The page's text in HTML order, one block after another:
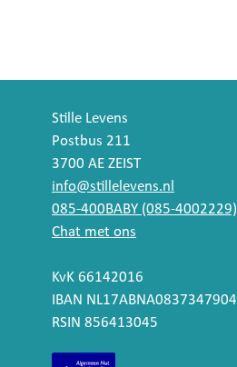
Stille Levens
Postbus 211
3700 AE ZEIST
info@stillelevens.nl
085-400BABY (085-4002229)
Chat met ons
KvK 66142016
IBAN NL17ABNA0837347904
RSIN 856413045